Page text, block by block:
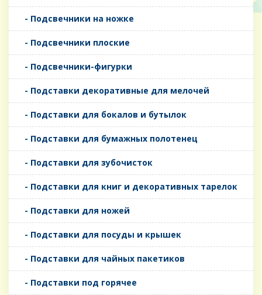
- Подсвечники на ножке
- Подсвечники плоские
- Подсвечники-фигурки
- Подставки декоративные для мелочей
- Подставки для бокалов и бутылок
- Подставки для бумажных полотенец
- Подставки для зубочисток
- Подставки для книг и декоративных тарелок
- Подставки для ножей
- Подставки для посуды и крышек
- Подставки для чайных пакетиков
- Подставки под горячее